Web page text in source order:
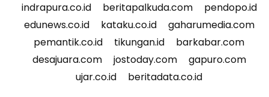
indrapura.co.id
beritapalkuda.com
pendopo.id
edunews.co.id
kataku.co.id
gaharumedia.com
pemantik.co.id
tikungan.id
barkabar.com
desajuara.com
jostoday.com
gapuro.com
ujar.co.id
beritadata.co.id